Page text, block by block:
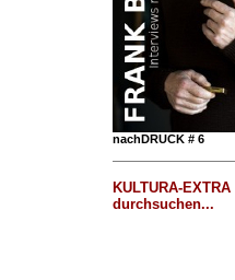
nachDRUCK # 6
KULTURA-EXTRA
durchsuchen...